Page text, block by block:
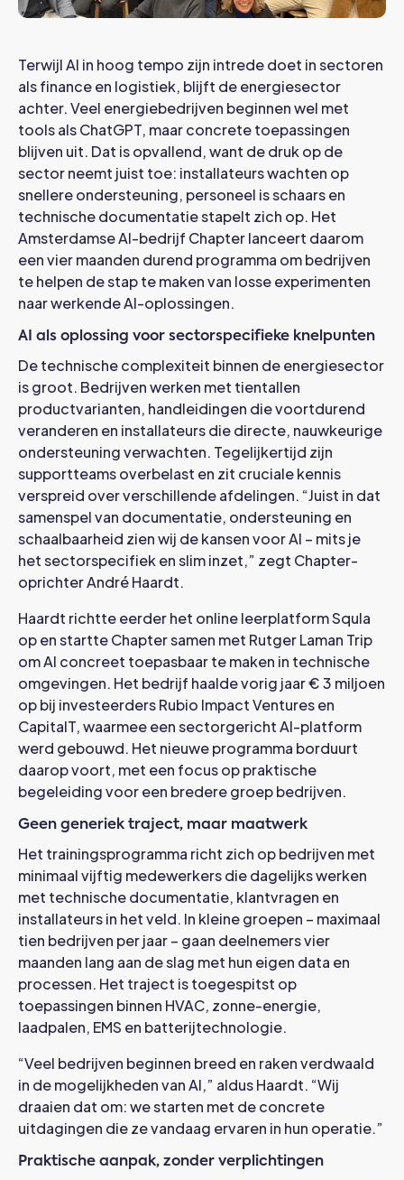
Terwijl AI in hoog tempo zijn intrede doet in sectoren
als finance en logistiek, blijft de energiesector
achter. Veel energiebedrijven beginnen wel met
tools als ChatGPT, maar concrete toepassingen
blijven uit. Dat is opvallend, want de druk op de
sector neemt juist toe: installateurs wachten op
snellere ondersteuning, personeel is schaars en
technische documentatie stapelt zich op. Het
Amsterdamse AI-bedrijf Chapter lanceert daarom
een vier maanden durend programma om bedrijven
te helpen de stap te maken van losse experimenten
naar werkende AI-oplossingen.
AI als oplossing voor sectorspecifieke knelpunten
De technische complexiteit binnen de energiesector
is groot. Bedrijven werken met tientallen
productvarianten, handleidingen die voortdurend
veranderen en installateurs die directe, nauwkeurige
ondersteuning verwachten. Tegelijkertijd zijn
supportteams overbelast en zit cruciale kennis
verspreid over verschillende afdelingen. “Juist in dat
samenspel van documentatie, ondersteuning en
schaalbaarheid zien wij de kansen voor AI – mits je
het sectorspecifiek en slim inzet,” zegt Chapter-
oprichter André Haardt.
Haardt richtte eerder het online leerplatform Squla
op en startte Chapter samen met Rutger Laman Trip
om AI concreet toepasbaar te maken in technische
omgevingen. Het bedrijf haalde vorig jaar € 3 miljoen
op bij investeerders Rubio Impact Ventures en
CapitalT, waarmee een sectorgericht AI-platform
werd gebouwd. Het nieuwe programma borduurt
daarop voort, met een focus op praktische
begeleiding voor een bredere groep bedrijven.
Geen generiek traject, maar maatwerk
Het trainingsprogramma richt zich op bedrijven met
minimaal vijftig medewerkers die dagelijks werken
met technische documentatie, klantvragen en
installateurs in het veld. In kleine groepen – maximaal
tien bedrijven per jaar – gaan deelnemers vier
maanden lang aan de slag met hun eigen data en
processen. Het traject is toegespitst op
toepassingen binnen HVAC, zonne-energie,
laadpalen, EMS en batterijtechnologie.
“Veel bedrijven beginnen breed en raken verdwaald
in de mogelijkheden van AI,” aldus Haardt. “Wij
draaien dat om: we starten met de concrete
uitdagingen die ze vandaag ervaren in hun operatie.”
Praktische aanpak, zonder verplichtingen